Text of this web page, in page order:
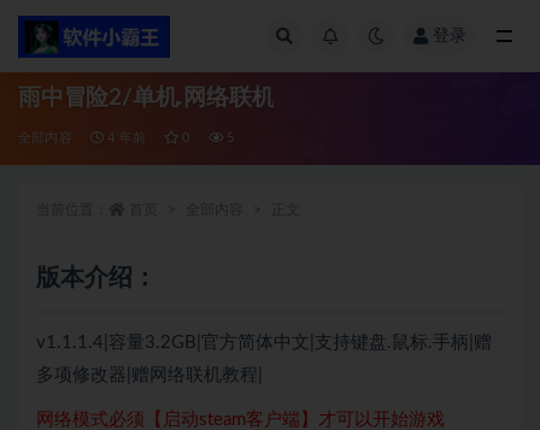
登录
雨中冒险2/单机.网络联机
全部内容 4 年前 0 5
版本介绍：
v1.1.1.4|容量3.2GB|官方简体中文|支持键盘.鼠标.手柄|赠
多项修改器|赠网络联机教程|
网络模式必须【启动steam客户端】才可以开始游戏